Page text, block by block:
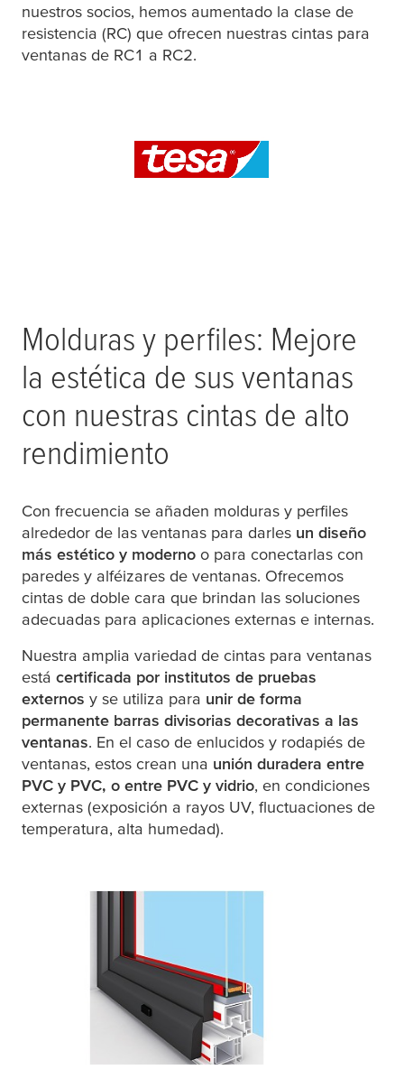
nuestros socios, hemos aumentado la clase de
resistencia (RC) que ofrecen nuestras cintas para
ventanas de RC1 a RC2.
Molduras y perfiles: Mejore
la estética de sus ventanas
con nuestras cintas de alto
rendimiento
Con frecuencia se añaden molduras y perfiles
alrededor de las ventanas para darles un diseño
más estético y moderno o para conectarlas con
paredes y alféizares de ventanas. Ofrecemos
cintas de doble cara que brindan las soluciones
adecuadas para aplicaciones externas e internas.
Nuestra amplia variedad de cintas para ventanas
está certificada por institutos de pruebas
externos y se utiliza para unir de forma
permanente barras divisorias decorativas a las
ventanas. En el caso de enlucidos y rodapiés de
ventanas, estos crean una unión duradera entre
PVC y PVC, o entre PVC y vidrio, en condiciones
externas (exposición a rayos UV, fluctuaciones de
temperatura, alta humedad).